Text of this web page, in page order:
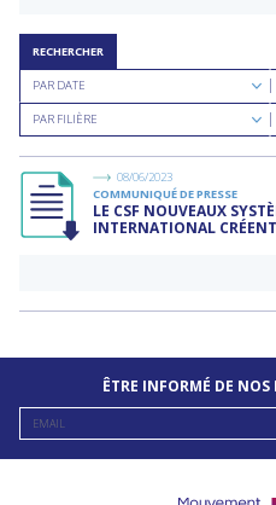
RECHERCHER
Rechercher
par
date
PAR DATE
Rechercher
parPAR FILIÈRE
08/06/2023
COMMUNIQUÉ DE PRESSE
LE CSF NOUVEAUX
INTERNATIONAL
ÊTRE INFORMÉ DE